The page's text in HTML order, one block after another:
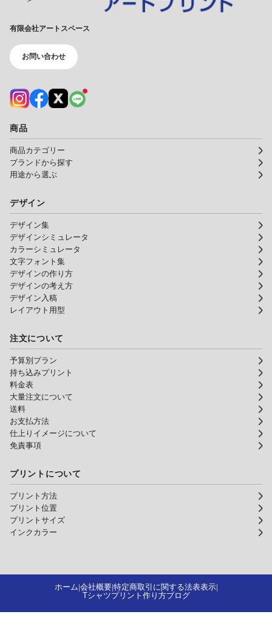
有限会社アートスペース
お問い合わせ
商品
商品カテゴリー
ブランドから探す
用途から選ぶ
デザイン
デザイン集
デザインシミュレータ
カラーシミュレータ
文字フォント集
デザインの作り方
デザインの考え方
デザイン入稿
レイアウト用型
注文について
予算別プラン
持ち込みプリント
料金表
大量注文について
送料
お支払方法
仕上りイメージについて
免責事項
プリントについて
プリント方法
プリント位置
プリントサイズ
インクカラー
ホーム 会社概要| 特定商取引に関する法表表示|
Tシャツプリント作り方ブログ